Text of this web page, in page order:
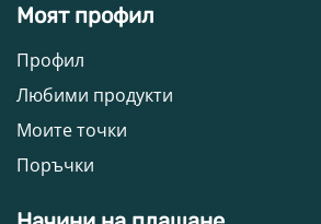
Моят профил
Профил
Любими продукти
Моите точки
Поръчки